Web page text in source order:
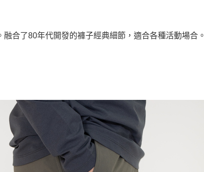
合了80年代開發的褲子經典細節，適合各種活動場合。